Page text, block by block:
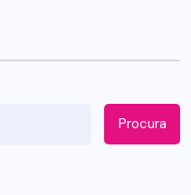
Procura